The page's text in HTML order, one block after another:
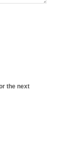
the next